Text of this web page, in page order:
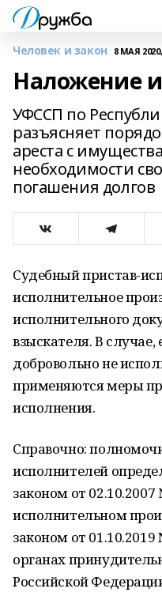
Человек и закон 8 МАЯ
Наложение и
УФССП по
разъясняет
ареста с
необходимости
погашения долгов
Судебный пристав-
исполнительное
исполнительного
взыскателя. В
добровольно не
применяются меры
исполнения.
Справочно:
исполнителей
законом от
исполнительном
законом от
органах
Российской